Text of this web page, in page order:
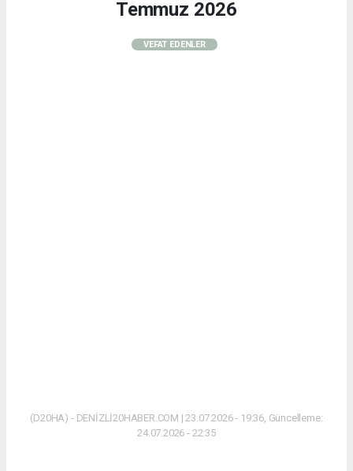
Temmuz 2026
VEFAT EDENLER
(D20HA) - DENİZLİ20HABER.COM | 23.07.2026 - 19:36, Güncelleme:
24.07.2026 - 22:35